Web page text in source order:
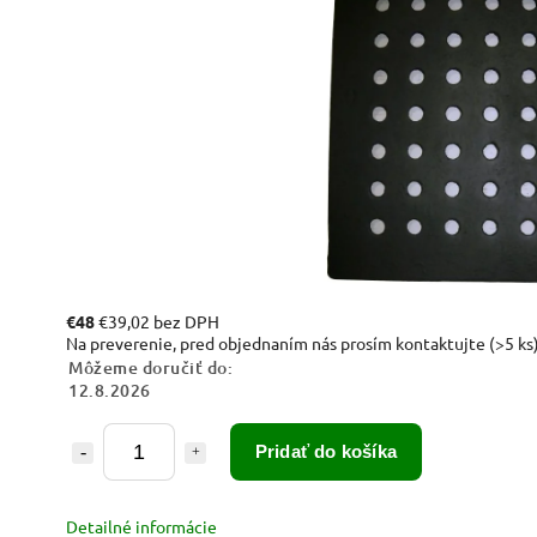
€48€39,02 bez DPH
Na preverenie, pred objednaním nás prosím kontaktujte (>5
Môžeme doručiť do:
12.8.2026
Pridať do košíka
Detailné informácie